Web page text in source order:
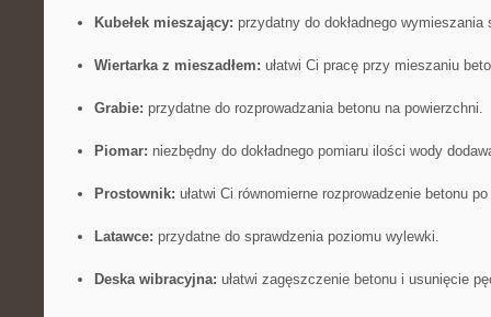
Kubełek mieszający: przydatny do dokładnego wymieszania
Wiertarka‌ z mieszadłem: ułatwi Ci pracę przy mieszaniu
Grabie: przydatne do rozprowadzania betonu na powierzchni.
Piomar: niezbędny do dokładnego pomiaru ilości wody
Prostownik: ułatwi Ci równomierne rozprowadzenie betonu
Latawce: przydatne do sprawdzenia poziomu wylewki.
Deska wibracyjna: ułatwi zagęszczenie betonu i usunięcie